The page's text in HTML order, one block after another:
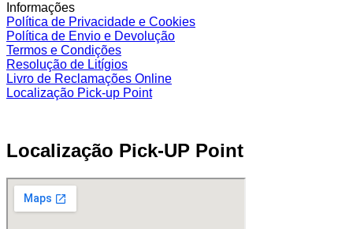
Informações
Política de Privacidade e Cookies
Política de Envio e Devolução
Termos e Condições
Resolução de Litígios
Livro de Reclamações Online
Localização Pick-up Point
Localização Pick-UP Point